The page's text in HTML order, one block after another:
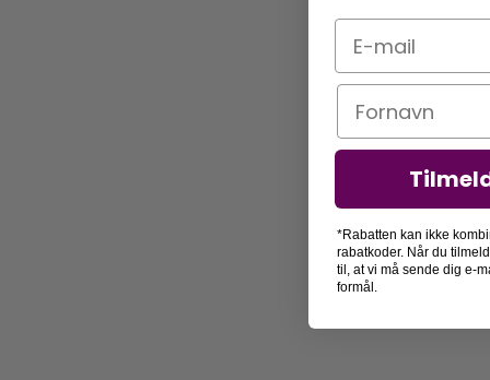
E-mail
Navn
*Rabatten kan ikke
rabatkoder. Når du
til, at vi må sende dig e-
formål.